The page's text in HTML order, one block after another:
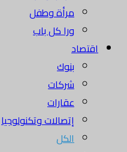
مرأة وطفل
ورا كل باب
اقتصاد
بنوك
شركات
عقارات
إتصالات وتكنولوجيا
الكل